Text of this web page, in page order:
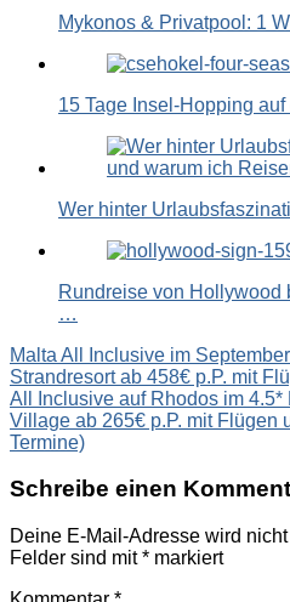
Mykonos & Privatpool: 1
15 Tage Insel-Hopping
Wer hinter
Rundreise von Hollywood
…
Beitragsnavigation
Malta All Inclusive im
Strandresort ab 458€ p.P. mit
All Inclusive auf Rhodos im
Village ab 265€ p.P. mit Flügen
Termine)
Schreibe einen
Deine E-Mail-Adresse wird
Felder sind mit* markiert